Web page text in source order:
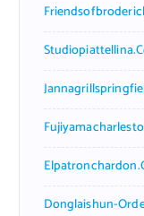
Donglaishun-